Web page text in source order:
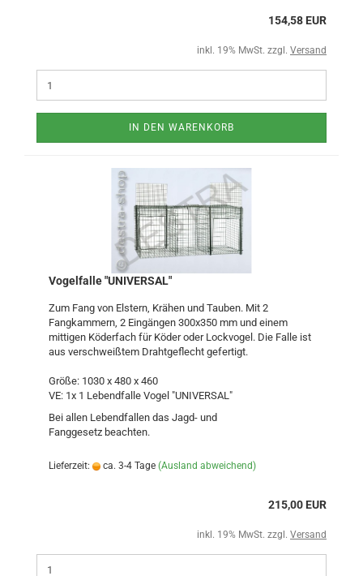
154,58 EUR
inkl. 19% MwSt. zzgl. Versand
IN DEN WARENKORB
Vogelfalle "UNIVERSAL"
Zum Fang von Elstern, Krähen und Tauben. Mit 2
Fangkammern, 2 Eingängen 300x350 mm und einem
mittigen Köderfach für Köder oder Lockvogel. Die Falle ist
aus verschweißtem Drahtgeflecht gefertigt.
Größe: 1030 x 480 x 460
VE: 1x 1 Lebendfalle Vogel "UNIVERSAL"
Bei allen Lebendfallen das Jagd- und
Fanggesetz beachten.
Lieferzeit: ca. 3-4 Tage (Ausland abweichend)
215,00 EUR
inkl. 19% MwSt. zzgl. Versand